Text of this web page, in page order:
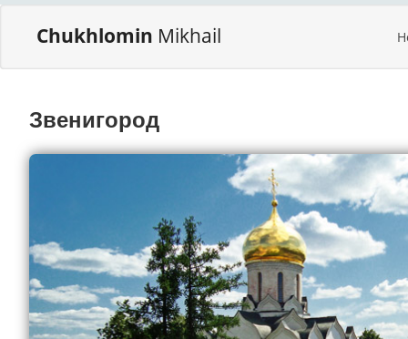
Chukhlomin Mikhail
Звенигород